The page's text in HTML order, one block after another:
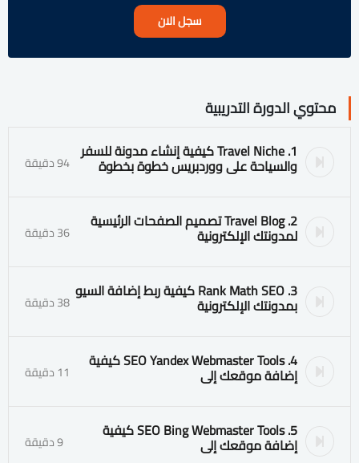
سجل الان
محتوي الدورة التدريبية
1. Travel Niche كيفية إنشاء مدونة للسفر
والسياحة على ووردبريس خطوة بخطوة 94 دقيقة
2. Travel Blog تصميم الصفحات الرئيسية
لمدونتك الإلكترونية 36 دقيقة
3. Rank Math SEO كيفية ربط إضافة السيو
بمدونتك الإلكترونية 38 دقيقة
4. SEO Yandex Webmaster Tools كيفية
إضافة موقعك إلى 11 دقيقة
5. SEO Bing Webmaster Tools كيفية
إضافة موقعك إلى 9 دقيقة